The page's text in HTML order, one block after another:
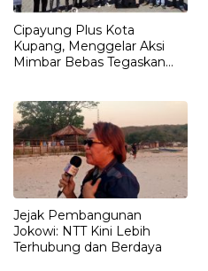
Cipayung Plus Kota
Kupang, Menggelar Aksi
Mimbar Bebas Tegaskan
Kepada JOKO WIDODO
Jejak Pembangunan
Jokowi: NTT Kini Lebih
Terhubung dan Berdaya